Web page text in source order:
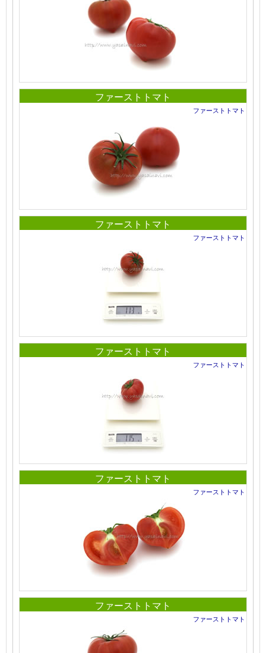
ファーストトマト
ファーストトマト
ファーストトマト
ファーストトマト
ファーストトマト
ファーストトマト
ファーストトマト
ファーストトマト
ファーストトマト
ファーストトマト